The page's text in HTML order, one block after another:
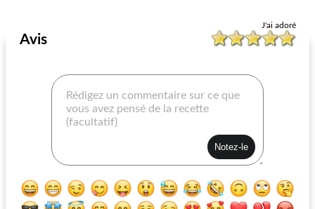
rollmops danois
J'ai adoré
Avis